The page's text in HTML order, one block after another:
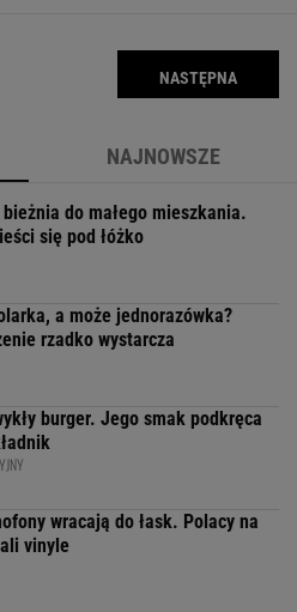
NASTĘPNA
NAJNOWSZE
do małego mieszkania.
się pod łóżko
a może jednorazówka?
rzadko wystarcza
burger. Jego smak podkręca
wracają do łask. Polacy na
vinyle